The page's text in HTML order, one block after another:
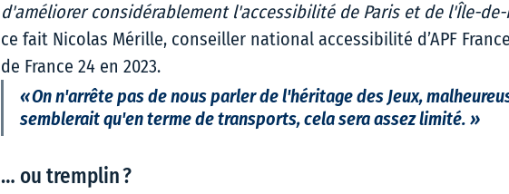
d'améliorer considérablement l'accessibilité de Paris et de l'Île-de-
ce fait Nicolas Mérille, conseiller national accessibilité d’APF
de France 24 en 2023.
« On n'arrête pas de nous parler de l'héritage des Jeux,
semblerait qu'en terme de transports, cela sera assez limité. »
… ou tremplin ?